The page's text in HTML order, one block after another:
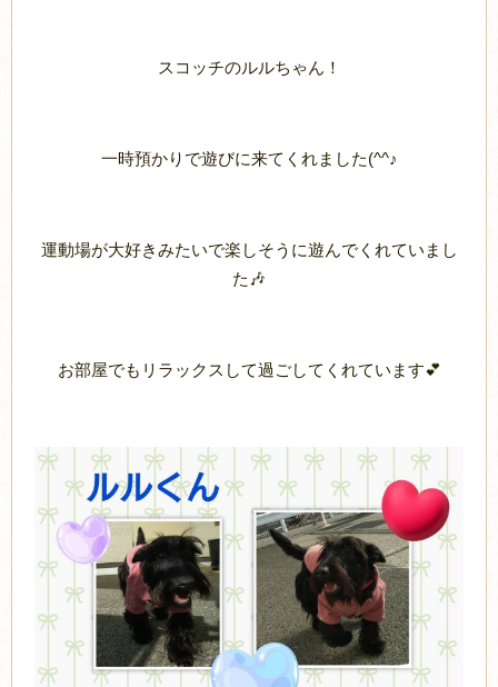
スコッチのルルちゃん！
一時預かりで遊びに来てくれました(^^♪
運動場が大好きみたいで楽しそうに遊んでくれていまし
た🎶
お部屋でもリラックスして過ごしてくれています💕